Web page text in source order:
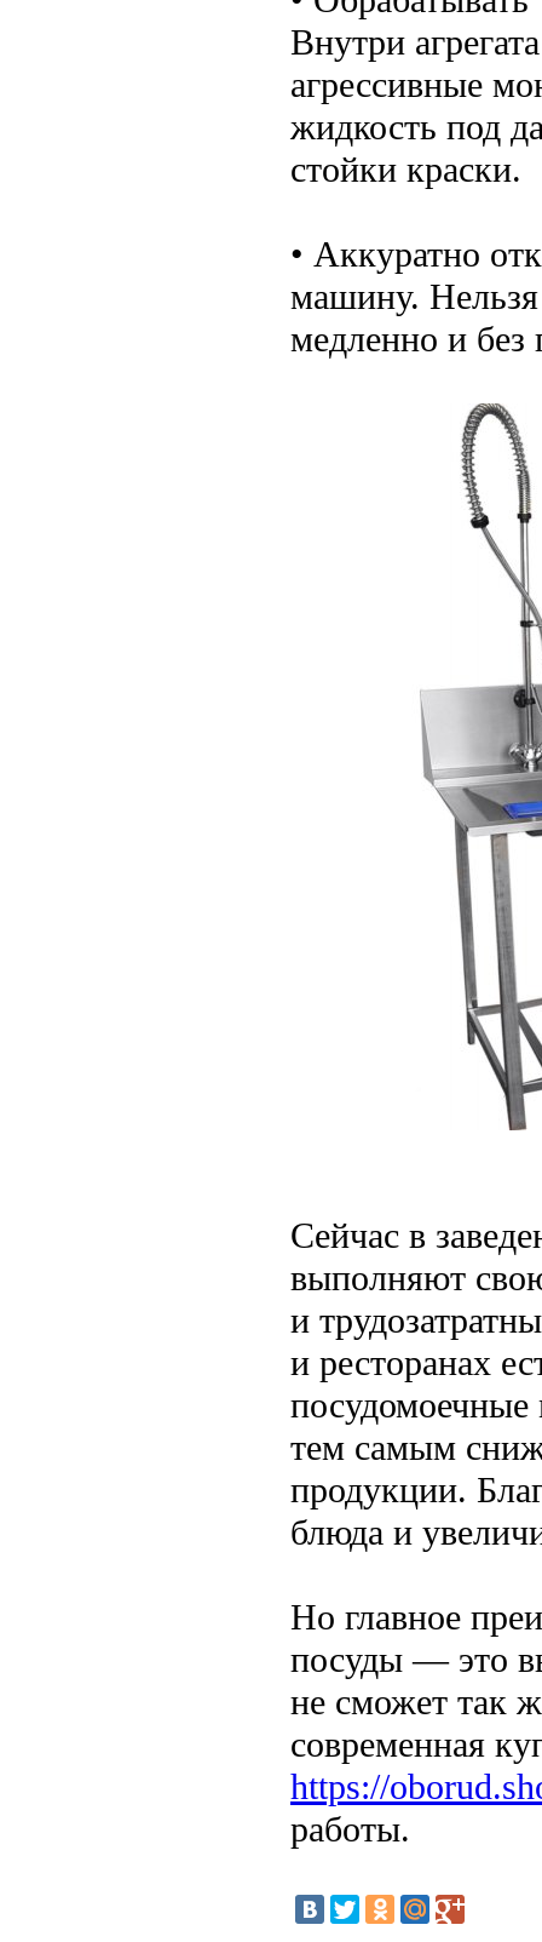
Внутри
агрессивные
жидкость под
стойки краски.
• Аккуратно
машину. Нельзя
медленно и
Сейчас в
выполняют
и
и ресторанах
тем самым
продукции.
блюда и
Но главное
посуды — это
не сможет так
современная
https://
работы.